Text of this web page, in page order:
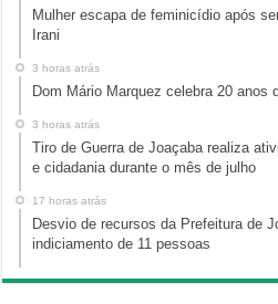
Mulher escapa de feminicídio após
Irani
3 horas atrás
Dom Mário Marquez celebra 20 anos
3 horas atrás
Tiro de Guerra de Joaçaba realiza
e cidadania durante o mês de julho
17 horas atrás
Desvio de recursos da Prefeitura de
indiciamento de 11 pessoas